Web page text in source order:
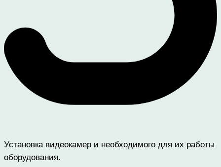
Установка видеокамер и необходимого для их работы
оборудования.